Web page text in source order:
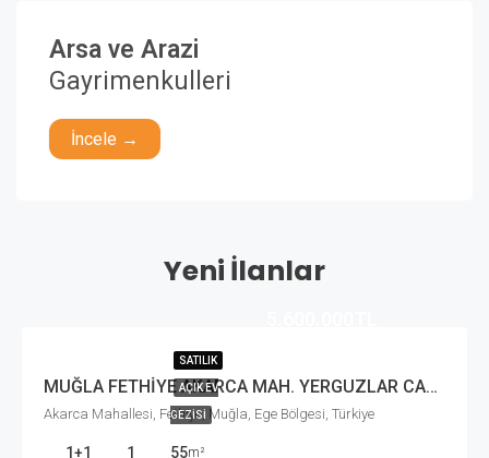
Arsa ve Arazi
Gayrimenkulleri
İncele →
Yeni İlanlar
SATILIK
AÇIK EV
GEZISI
MUĞLA FETHİYE AKARCA MAH. YERGUZLAR CADDESİNDE SATILIK BÜRO/OFİS
Akarca Mahallesi, Fethiye, Muğla, Ege Bölgesi, Türkiye
1+1 1 55m²